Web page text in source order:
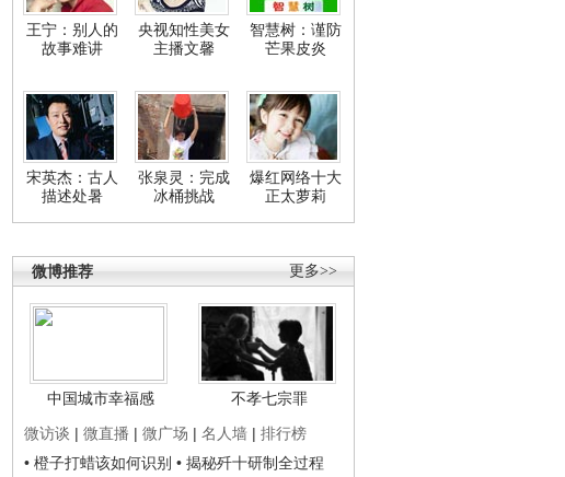
王宁：别人的
故事难讲
央视知性美女
主播文馨
智慧树：谨防
芒果皮炎
宋英杰：古人
描述处暑
张泉灵：完成
冰桶挑战
爆红网络十大
正太萝莉
更多>>
微博推荐
中国城市幸福感
不孝七宗罪
微访谈 | 微直播 | 微广场 | 名人墙 | 排行榜
• 橙子打蜡该如何识别 • 揭秘歼十研制全过程